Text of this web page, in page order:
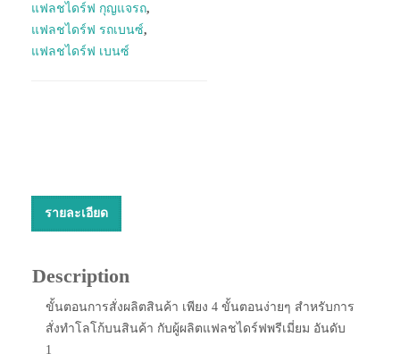
แฟลชไดร์ฟ กุญแจรถ,
แฟลชไดร์ฟ รถเบนซ์,
แฟลชไดร์ฟ เบนซ์
รายละเอียด
Description
ขั้นตอนการสั่งผลิตสินค้า เพียง 4 ขั้นตอนง่ายๆ สำหรับการ
สั่งทำโลโก้บนสินค้า กับผู้ผลิตแฟลชไดร์ฟพรีเมี่ยม อันดับ
1